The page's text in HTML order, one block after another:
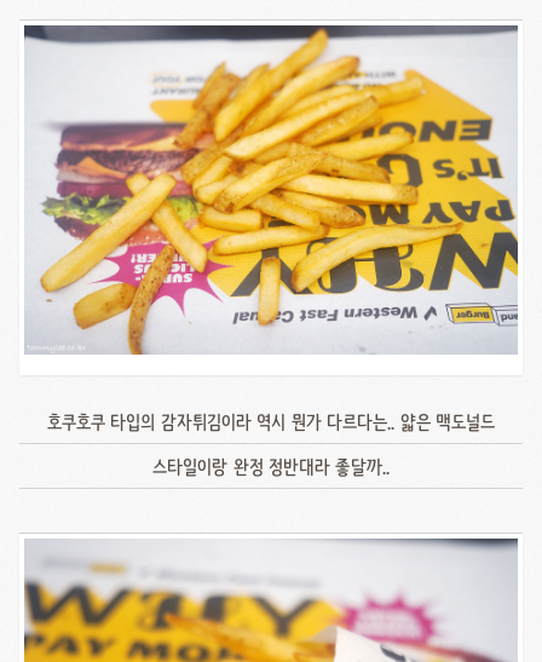
호쿠호쿠 타입의 감자튀김이라 역시 뭔가 다르다는.. 얇은 맥도널드
스타일이랑 완정 정반대라 좋달까..